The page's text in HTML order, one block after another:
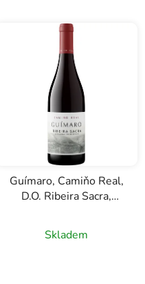
Guímaro, Camiňo Real,
D.O. Ribeira Sacra,
Skladem